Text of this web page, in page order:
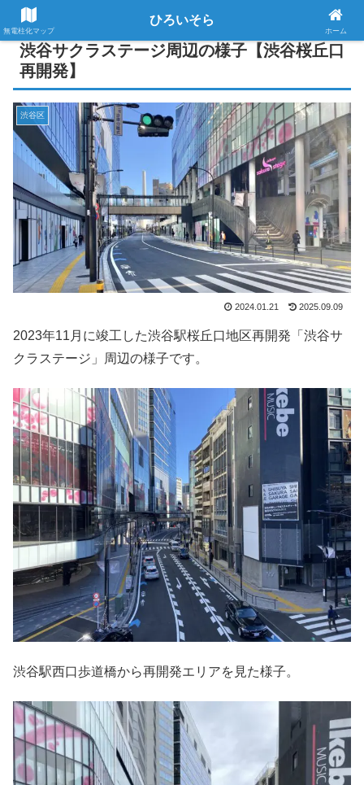
渋谷サクラステージ周辺の様子【渋谷桜丘口
再開発】
渋谷区
2024.01.21 2025.09.09
2023年11月に竣工した渋谷駅桜丘口地区再開発「渋谷サ
クラステージ」周辺の様子です。
渋谷駅西口歩道橋から再開発エリアを見た様子。
無電柱化マップ
ひろいそら
ホーム